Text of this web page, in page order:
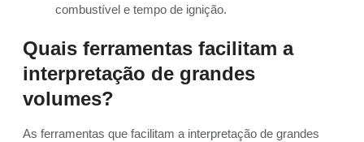
combustível e tempo de ignição.
Quais ferramentas facilitam a
interpretação de grandes
volumes?
As ferramentas que facilitam a interpretação de grandes